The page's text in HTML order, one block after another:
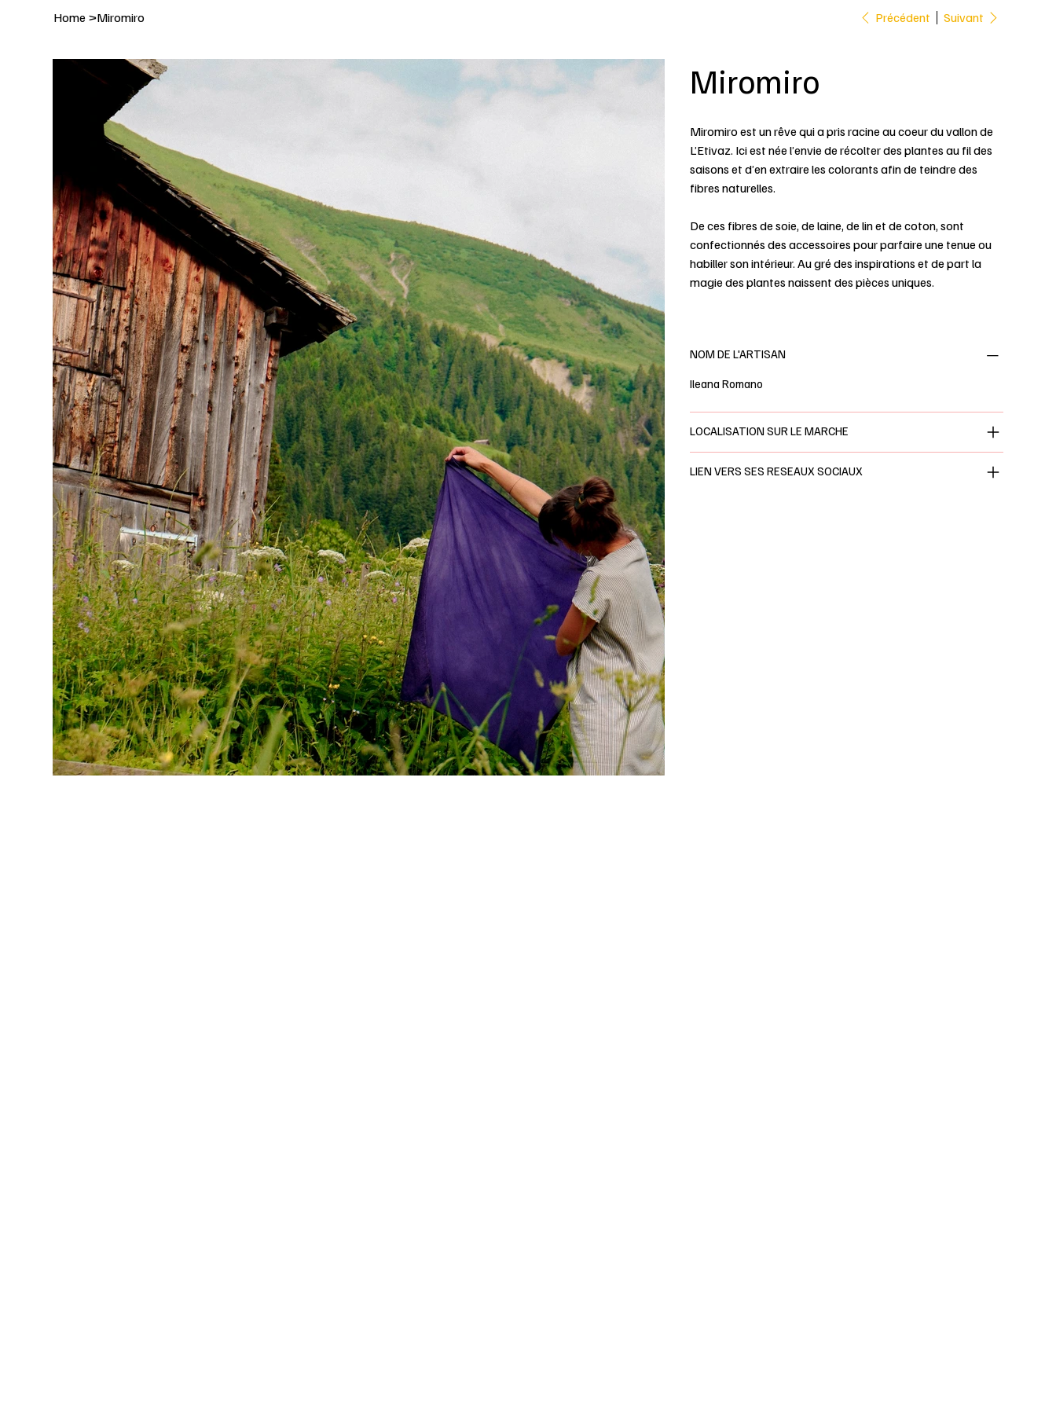
Home >Miromiro Précédent Suivant
Miromiro
Miromiro est un rêve qui a pris racine au coeur du vallon de
L’Etivaz. Ici est née l’envie de récolter des plantes au fil des
saisons et d’en extraire les colorants afin de teindre des
fibres naturelles.
De ces fibres de soie, de laine, de lin et de coton, sont
confectionnés des accessoires pour parfaire une tenue ou
habiller son intérieur. Au gré des inspirations et de part la
magie des plantes naissent des pièces uniques.
NOM DE L'ARTISAN
Ileana Romano
LOCALISATION SUR LE MARCHE
LIEN VERS SES RESEAUX SOCIAUX